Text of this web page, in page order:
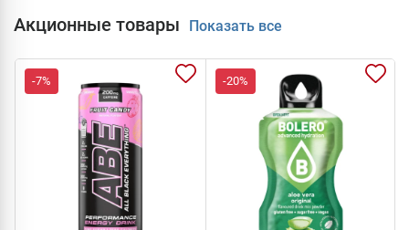
Акционные товары Показать все
-7% -20%